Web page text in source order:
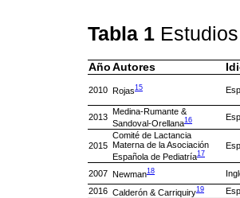
Tabla 1
Año Autores
2010 Rojas15
2013
Medina-Rumante &
Sandoval-Orellana16
2015
Comité de Lactancia
Materna de la Asociación
Española de Pediatría17
2007 Newman18
2016 Calderón & Carriquiry19